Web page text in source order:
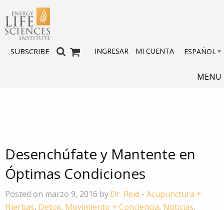
SUBSCRIBE INGRESAR MI CUENTA
MENU
Desenchúfate y Mantente en
Óptimas Condiciones
Posted on marzo 9, 2016 by Dr. Reid - Acupunctura +
Hierbas, Detox, Movimiento + Conciencia, Noticias,